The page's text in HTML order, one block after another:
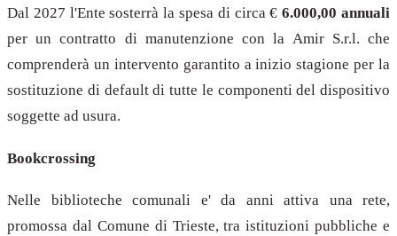
Dal 2027 l'Ente sosterrà la spesa di circa €6.000,00 annuali
per un contratto di manutenzione con la Amir S.r.l. che
comprenderà un intervento garantito a inizio stagione per la
sostituzione di default di tutte le componenti del dispositivo
soggette ad usura.
Bookcrossing
Nelle biblioteche comunali e' da anni attiva una rete,
promossa dal Comune di Trieste, tra istituzioni pubbliche e